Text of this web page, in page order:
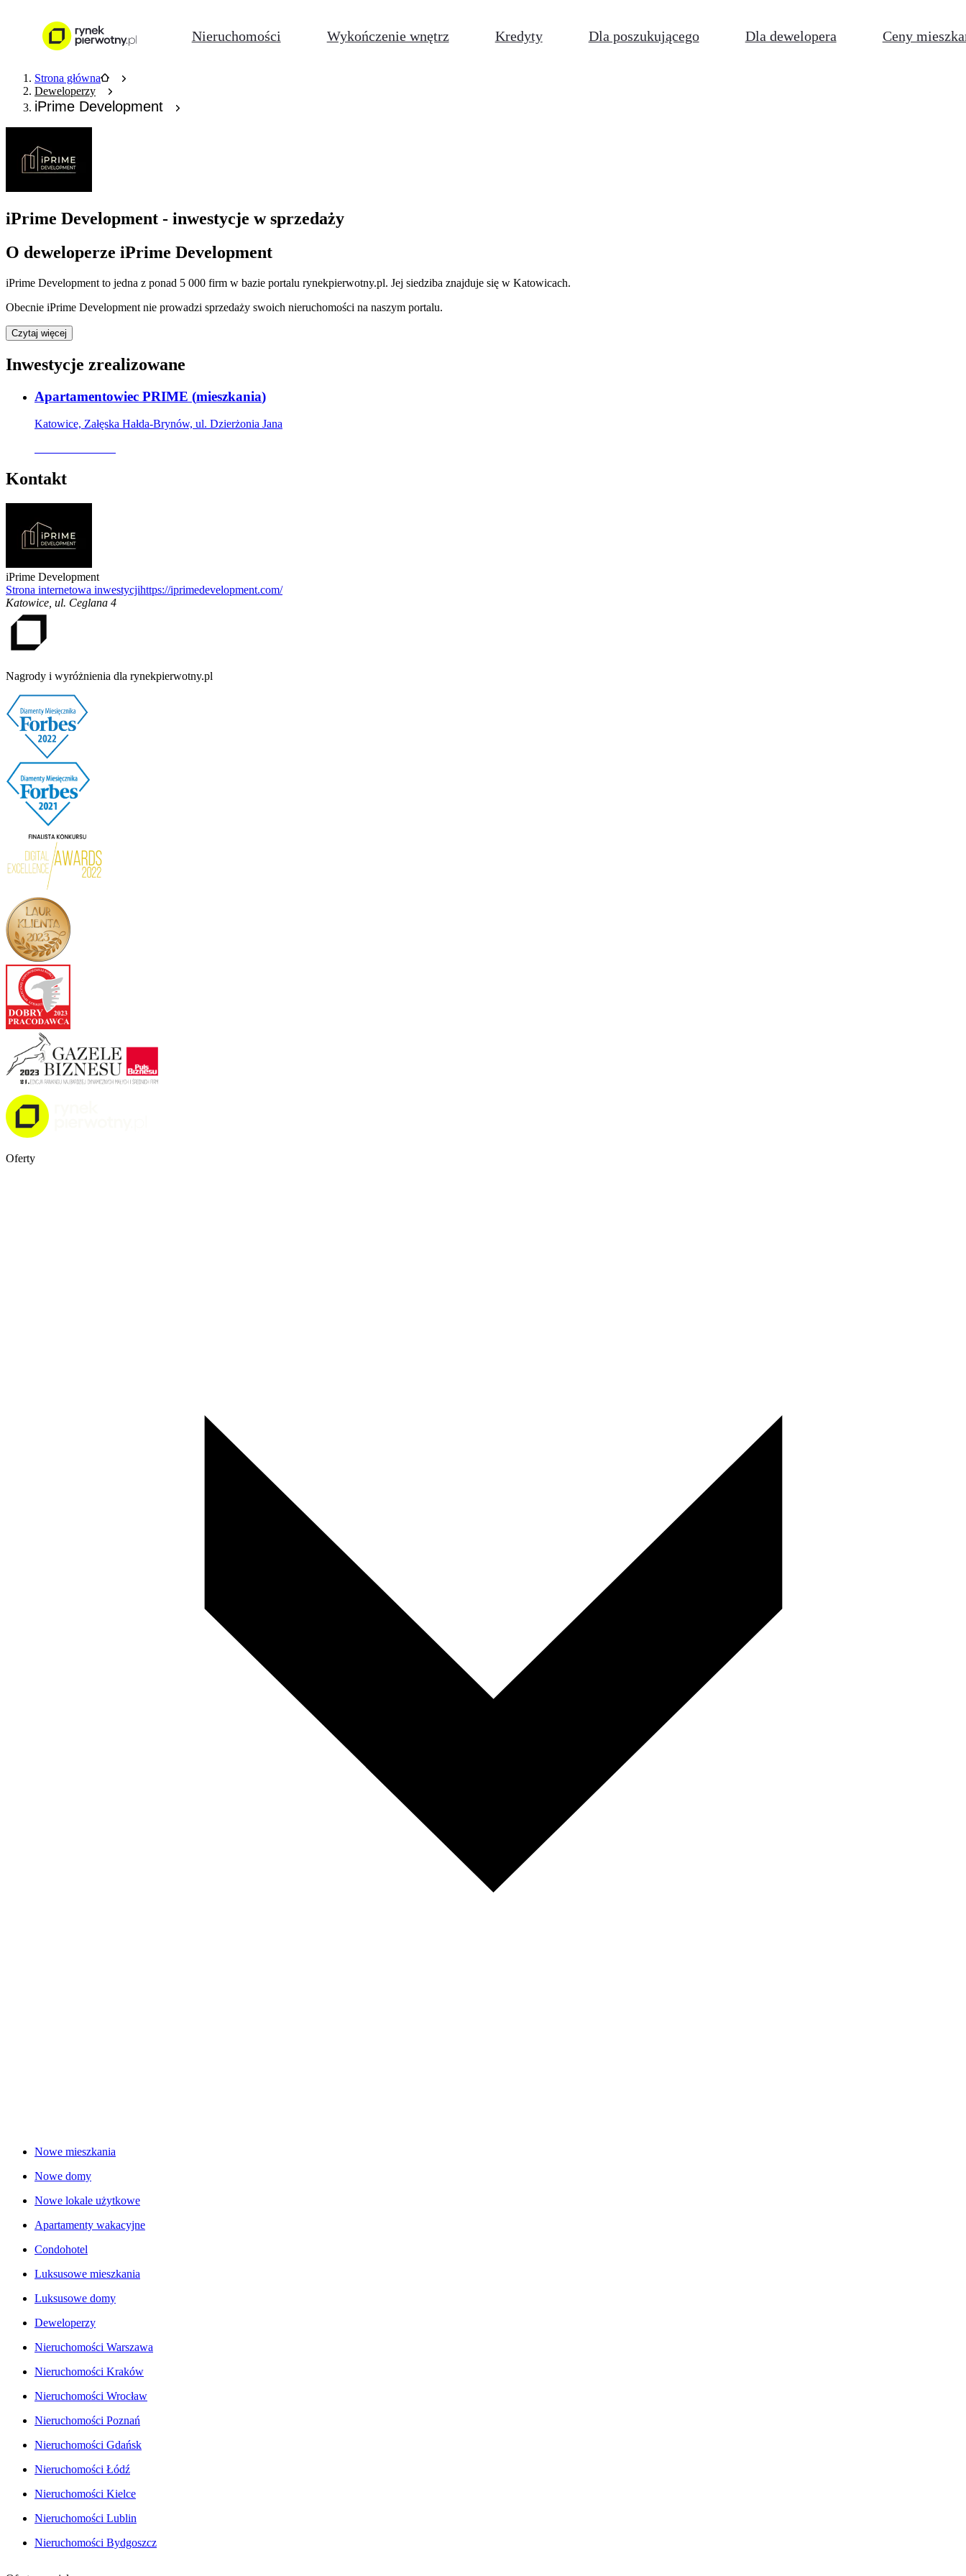
Nieruchomości Wykończenie wnętrz Kredyty Dla poszukującego Dla dewelopera Ceny
Strona główna
Deweloperzy
iPrime Development
iPrime Development - inwestycje w sprzedaży
O deweloperze iPrime Development
iPrime Development to jedna z ponad 5 000 firm w bazie portalu rynekpierwotny.pl. Jej siedziba znajduje się w Katowicach.
Obecnie iPrime Development nie prowadzi sprzedaży swoich nieruchomości na naszym portalu.
Czytaj więcej
Inwestycje zrealizowane
Apartamentowiec PRIME (mieszkania)
Katowice, Załęska Hałda-Brynów, ul. Dzierżonia Jana
Kontakt
iPrime Development
Strona internetowa inwestycjihttps://iprimedevelopment.com/
Katowice ul. Ceglana 4
Nagrody i wyróżnienia dla rynekpierwotny.pl
Oferty
Nowe mieszkania
Nowe domy
Nowe lokale użytkowe
Apartamenty wakacyjne
Condohotel
Luksusowe mieszkania
Luksusowe domy
Deweloperzy
Nieruchomości Warszawa
Nieruchomości Kraków
Nieruchomości Wrocław
Nieruchomości Poznań
Nieruchomości Gdańsk
Nieruchomości Łódź
Nieruchomości Kielce
Nieruchomości Lublin
Nieruchomości Bydgoszcz